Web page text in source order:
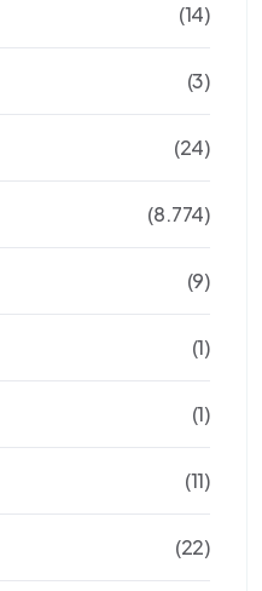
(14)
(3)
(24)
(8.774)
(9)
(1)
(1)
(11)
(22)